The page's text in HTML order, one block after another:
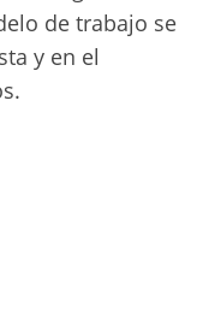
de trabajo se
y en el